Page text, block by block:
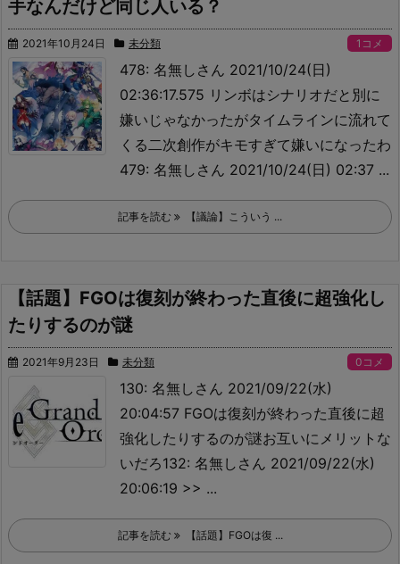
手なんだけど同じ人いる？
2021年10月24日 未分類 1コメ
478: 名無しさん 2021/10/24(日)
02:36:17.575 リンボはシナリオだと別に
嫌いじゃなかったがタイムラインに流れて
くる二次創作がキモすぎて嫌いになったわ
479: 名無しさん 2021/10/24(日) 02:37 ...
記事を読む 【議論】こういう ...
【話題】FGOは復刻が終わった直後に超強化し
たりするのが謎
2021年9月23日 未分類 0コメ
130: 名無しさん 2021/09/22(水)
20:04:57 FGOは復刻が終わった直後に超
強化したりするのが謎お互いにメリットな
いだろ132: 名無しさん 2021/09/22(水)
20:06:19 >> ...
記事を読む 【話題】FGOは復 ...